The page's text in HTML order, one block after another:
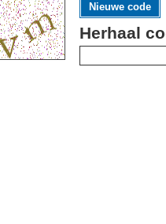
Nieuwe code
Herhaal